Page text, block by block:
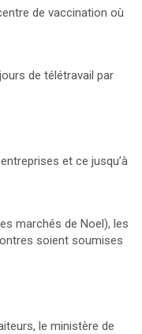
de vaccination où
de télétravail par
et ce jusqu’à
marchés de Noel), les
soient soumises
le ministère de